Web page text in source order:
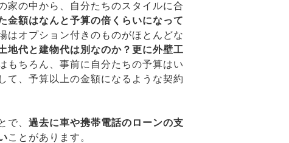
家の中から、自分たちのスタイルに合
金額はなんと予算の倍くらいになって
はオプション付きのものがほとんどな
地代と建物代は別なのか？更に外壁工
もちろん、事前に自分たちの予算はい
て、予算以上の金額になるような契約
で、 過去に車や携帯電話のローンの支
ことがあります。